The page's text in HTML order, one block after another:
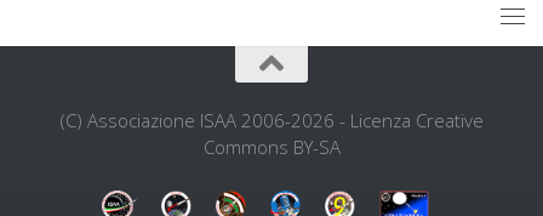
(C) Associazione ISAA 2006-2026 - Licenza Creative
Commons BY-SA